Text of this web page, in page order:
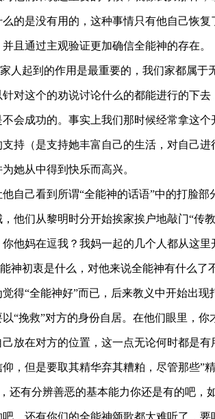
的是没有用的，这种事情只有他自己恢复
且通过主观验证更加确信全能神的存在。
人 起到的作用是最重要的，我们家都属于
对这个的劝说讨论什么的都能进行的下
会成功的。事实上我们那时候经常拿这
支持（是支持她丰富自己的生活，对自己
她从中得到快乐而高兴。
他自己看到所谓“全能神的话语”中的打脸部
他们从黎明时分开始挨家挨户地敲门“传
他妈在逗我？我妈一起的几个人都从这里
神初衷是什么 ，对他来说全能神有什么
得“全能神好”而已，后来教义中开始出现
以“挽救”对方的身份自居。在他们眼里，你
放在对方的位置 ，这一点无论何时都是
，但是要取其精华弃其糟粕，尽管那些”
还有分辨善恶的基本能力你还是有的吧，
，还有你们的全能神颂歌都太难听了，要
警惕邪教乘“需”而入